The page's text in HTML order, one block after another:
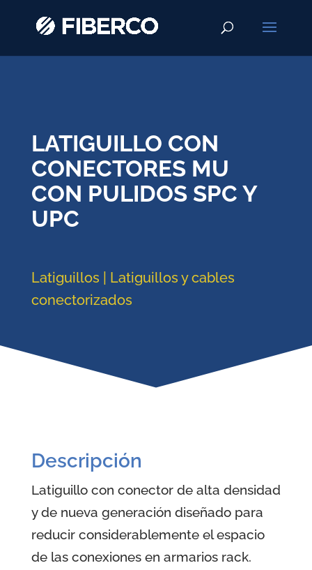
LATIGUILLO CON
CONECTORES MU
CON PULIDOS SPC Y
UPC
Latiguillos | Latiguillos y cables
conectorizados
Descripción
Latiguillo con conector de alta densidad
y de nueva generación diseñado para
reducir considerablemente el espacio
de las conexiones en armarios rack.